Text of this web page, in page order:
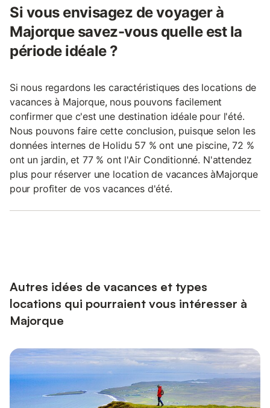
Si vous envisagez de voyager à
Majorque savez-vous quelle est la
période idéale ?
Si nous regardons les caractéristiques des locations de
vacances à Majorque, nous pouvons facilement
confirmer que c'est une destination idéale pour l'été.
Nous pouvons faire cette conclusion, puisque selon les
données internes de Holidu 57 % ont une piscine, 72 %
ont un jardin, et 77 % ont l'Air Conditionné. N'attendez
plus pour réserver une location de vacances àMajorque
pour profiter de vos vacances d'été.
Autres idées de vacances et types
locations qui pourraient vous intéresser à
Majorque